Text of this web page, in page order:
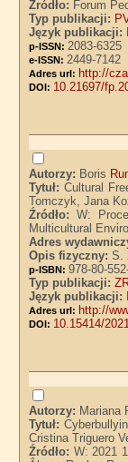
Źródło: Forum
Typ publikacji:
Język publikacji:
p-ISSN: 2083-6325
e-ISSN: 2449-7142
Adres url: http://
DOI: 10.21697/
Autorzy: Boris
Tytuł: Cultural
Tomczyk, Jana
Źródło:W:
Multicultural
Adres
Opis fizyczny:S.
p-ISBN:978-80-
Typ publikacji:
Język publikacji:
Adres url: http://
DOI: 10.15414/
Autorzy: Mariana
Tytuł:
Cristina Triguero
Źródło: W: 2021